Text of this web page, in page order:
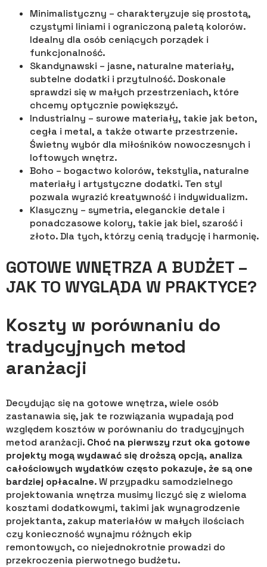
Minimalistyczny – charakteryzuje się prostotą,
czystymi liniami i ograniczoną paletą kolorów.
Idealny dla osób ceniących porządek i
funkcjonalność.
Skandynawski – jasne, naturalne materiały,
subtelne dodatki i przytulność. Doskonale
sprawdzi się w małych przestrzeniach, które
chcemy optycznie powiększyć.
Industrialny – surowe materiały, takie jak beton,
cegła i metal, a także otwarte przestrzenie.
Świetny wybór dla miłośników nowoczesnych i
loftowych wnętrz.
Boho – bogactwo kolorów, tekstylia, naturalne
materiały i artystyczne dodatki. Ten styl
pozwala wyrazić kreatywność i indywidualizm.
Klasyczny – symetria, eleganckie detale i
ponadczasowe kolory, takie jak biel, szarość i
złoto. Dla tych, którzy cenią tradycję i harmonię.
GOTOWE WNĘTRZA A BUDŻET –
JAK TO WYGLĄDA W PRAKTYCE?
Koszty w porównaniu do
tradycyjnych metod
aranżacji
Decydując się na gotowe wnętrza, wiele osób
zastanawia się, jak te rozwiązania wypadają pod
względem kosztów w porównaniu do tradycyjnych
metod aranżacji. Choć na pierwszy rzut oka gotowe
projekty mogą wydawać się droższą opcją, analiza
całościowych wydatków często pokazuje, że są one
bardziej opłacalne. W przypadku samodzielnego
projektowania wnętrza musimy liczyć się z wieloma
kosztami dodatkowymi, takimi jak wynagrodzenie
projektanta, zakup materiałów w małych ilościach
czy konieczność wynajmu różnych ekip
remontowych, co niejednokrotnie prowadzi do
przekroczenia pierwotnego budżetu.